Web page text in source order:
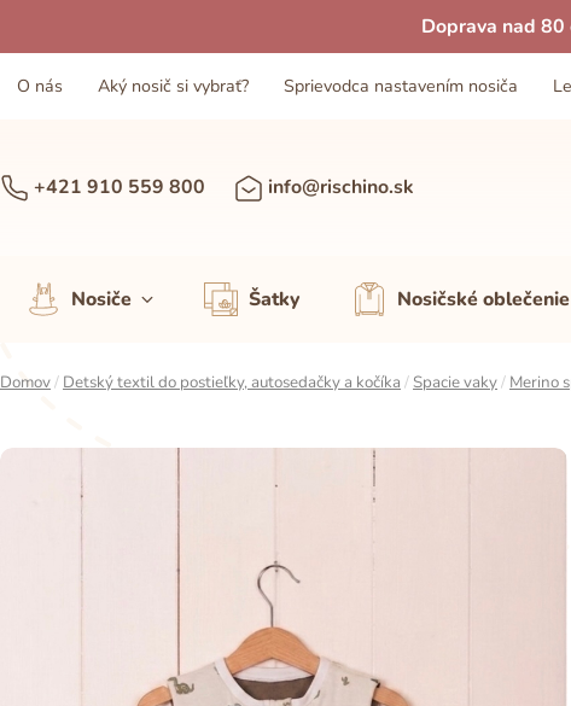
Doprava nad
O nás Aký nosič si vybrať? Sprievodca nastavením nosiča
+421 910 559 800 info@rischino.sk
Nosiče Šatky Nosičské oblečenie
Domov/ Detský textil do postieľky, autosedačky a kočíka / Spacie vaky/ Merino